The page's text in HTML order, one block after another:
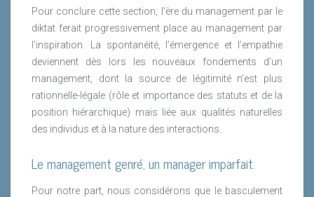
Pour conclure cette section, l'ère du management par le
diktat ferait progressivement place au management par
l'inspiration. La spontanéité, l’émergence et l’empathie
deviennent dès lors les nouveaux fondements d’un
management, dont la source de légitimité n’est plus
rationnelle-légale (rôle et importance des statuts et de la
position hiérarchique) mais liée aux qualités naturelles
des individus et à la nature des interactions.
Le management genré, un manager imparfait.
Pour notre part, nous considérons que le basculement